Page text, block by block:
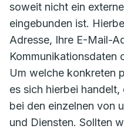
soweit nicht ein
eingebunden ist.
Adresse, Ihre E-Mail-
Kommunikationsdaten
Um welche konkreten
es sich hierbei
bei den einzelnen von
und Diensten. Sollten